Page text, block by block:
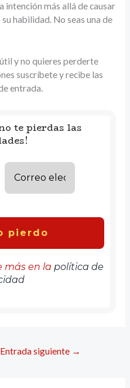
intención más allá de causar
habilidad. No seas una de
y no quieres perderte
suscríbete y recibe las
entrada.
te pierdas las
más en la política de
Entrada siguiente →